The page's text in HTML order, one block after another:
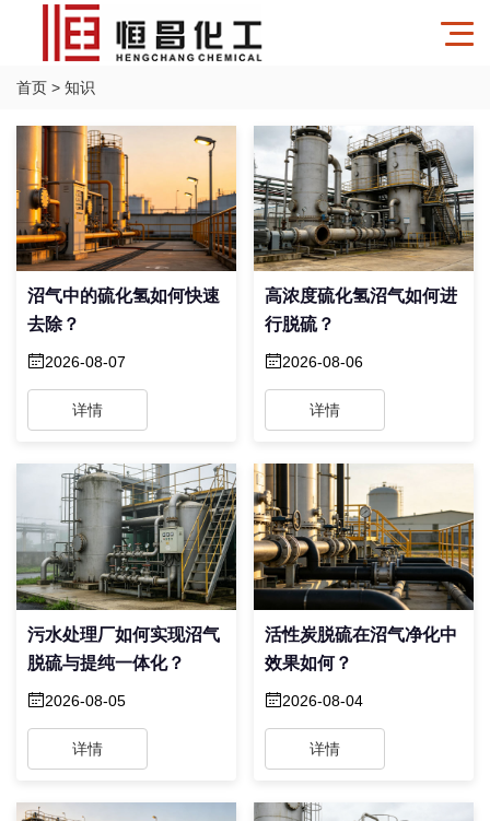
首页 > 知识
沼气中的硫化氢如何快速
去除？
2026-08-07
详情
高浓度硫化氢沼气如何进
行脱硫？
2026-08-06
详情
污水处理厂如何实现沼气
脱硫与提纯一体化？
2026-08-05
详情
活性炭脱硫在沼气净化中
效果如何？
2026-08-04
详情